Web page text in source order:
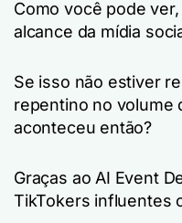
Como você pode
alcance da mídia
Se isso não estiver
repentino no volume
aconteceu então?
Graças ao AI Event
TikTokers influentes